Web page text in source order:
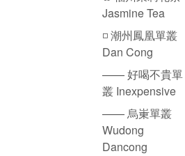
Jasmine Tea
◽️ 潮州鳳凰單叢
Dan Cong
—— 好喝不貴單
叢 Inexpensive
—— 烏崬單叢
Wudong
Dancong